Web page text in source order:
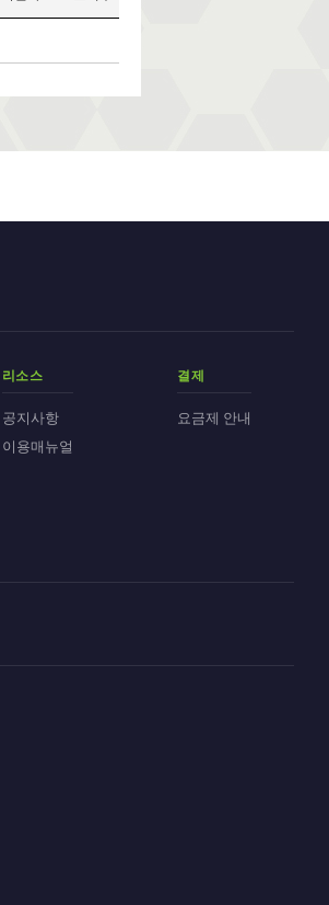
리소스
공지사항
이용매뉴얼
결제
요금제 안내